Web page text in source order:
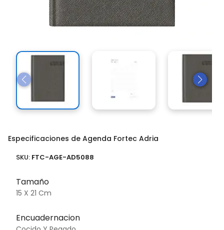
Especificaciones de Agenda Fortec Adria
SKU: FTC-AGE-AD5088
Tamaño
15 X 21 Cm
Encuadernacion